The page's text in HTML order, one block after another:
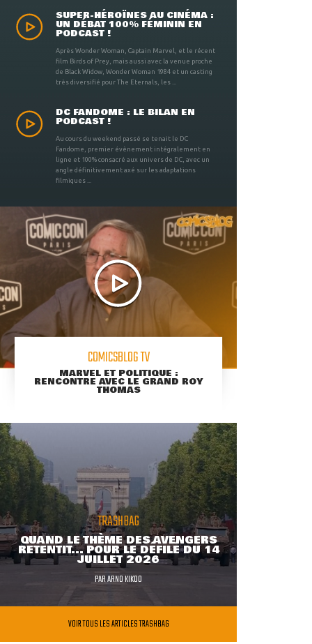
SUPER-HÉROÏNES AU CINÉMA :
UN DÉBAT 100% FÉMININ EN
PODCAST !
Après Wonder Woman, Captain Marvel, et le récent
film Birds of Prey, mais aussi avec la venue proche
de Black Widow, Wonder Woman 1984 et un casting
très diversifié pour The Eternals, les ...
DC FANDOME : LE BILAN EN
PODCAST !
Au cours du weekend passé se tenait le DC
Fandome, premier évènement intégralement en
ligne et 100% consacré aux univers de DC, avec un
angle définitivement axé sur les adaptations
filmiques ...
COMICSBLOG TV
MARVEL ET POLITIQUE :
RENCONTRE AVEC LE GRAND ROY
THOMAS
TRASHBAG
QUAND LE THÈME DES AVENGERS
RETENTIT... POUR LE DÉFILÉ DU 14
JUILLET 2026
PARARNO KIKOO
VOIR TOUS LES ARTICLES TRASHBAG